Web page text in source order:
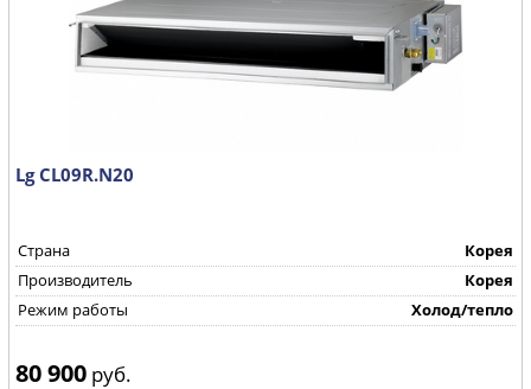
Lg CL09R.N20
Страна
Корея
Производитель
Корея
Режим работы
Холод/тепло
80 900 руб.